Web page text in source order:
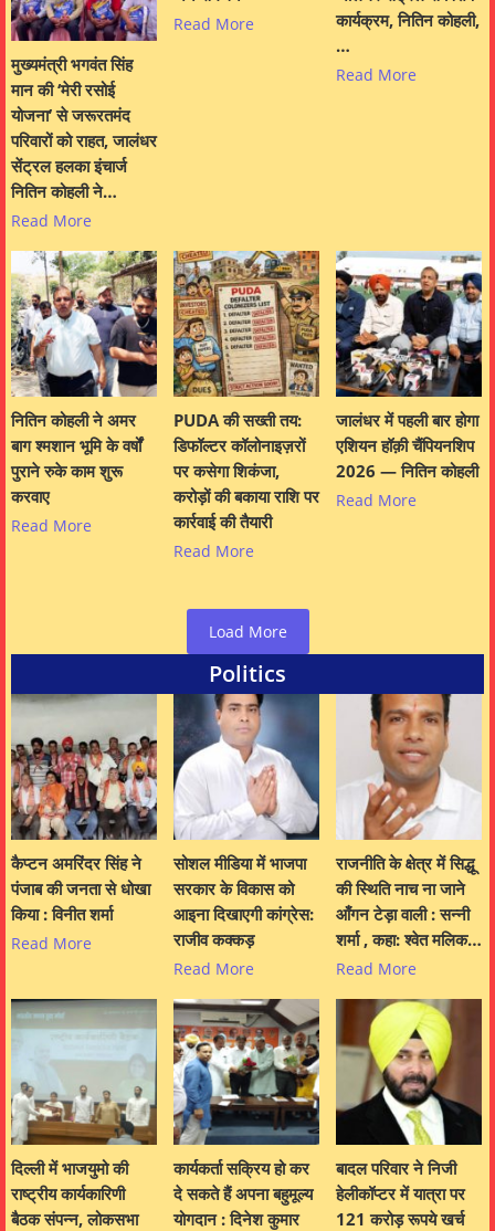
मुख्यमंत्री भगवंत सिंह
मान की ‘मेरी रसोई
योजना’ से जरूरतमंद
परिवारों को राहत, जालंधर
सेंट्रल हलका इंचार्ज
नितिन कोहली ने…
Read More
Read More
कार्यक्रम, नितिन कोहली,
…
Read More
नितिन कोहली ने अमर
बाग श्मशान भूमि के वर्षों
पुराने रुके काम शुरू
करवाए
Read More
PUDA की सख्ती तय:
डिफॉल्टर कॉलोनाइज़रों
पर कसेगा शिकंजा,
करोड़ों की बकाया राशि पर
कार्रवाई की तैयारी
Read More
जालंधर में पहली बार होगा
एशियन हॉक़ी चैंपियनशिप
2026 — नितिन कोहली
Read More
Load More
Politics
कैप्टन अमरिंदर सिंह ने
पंजाब की जनता से धोखा
किया : विनीत शर्मा
Read More
सोशल मीडिया में भाजपा
सरकार के विकास को
आइना दिखाएगी कांग्रेस:
राजीव कक्कड़
Read More
राजनीति के क्षेत्र में सिद्धू
की स्थिति नाच ना जाने
आँगन टेड़ा वाली : सन्नी
शर्मा , कहा: श्वेत मलिक…
Read More
दिल्ली में भाजयुमो की
राष्ट्रीय कार्यकारिणी
बैठक संपन्न, लोकसभा
कार्यकर्ता सक्रिय हो कर
दे सकते हैं अपना बहुमूल्य
योगदान : दिनेश कुमार
बादल परिवार ने निजी
हेलीकॉप्टर में यात्रा पर
121 करोड़ रूपये खर्च